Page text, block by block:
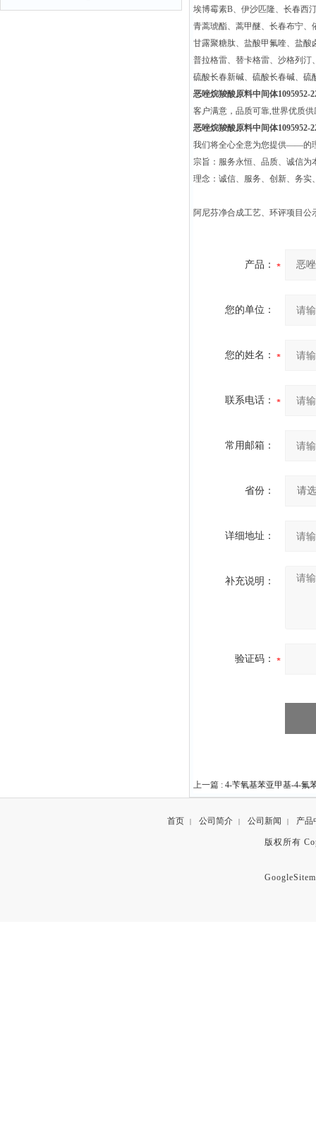
埃博霉素B、伊沙匹隆、长春西
青蒿琥酯、蒿甲醚、长春布宁
甘露聚糖肽、盐酸甲氟喹、盐酸
普拉格雷、替卡格雷、沙格列汀
硫酸长春新碱、硫酸长春碱、硫
恶唑烷羧酸原料中间体1095952-
客户满意，品质可靠,世界优质
恶唑烷羧酸原料中间体1095952-
我们将全心全意为您提供——的
宗旨：服务永恒、品质、诚信
理念：诚信、服务、创新、务实
阿尼芬净合成工艺、环评项目
产品：
您的单位：
您的姓名：
联系电话：
常用邮箱：
省份：
详细地址：
补充说明：
验证码：
上一篇 : 4-苄氧基苯亚甲基-4-氟
首页 | 公司简介 | 公司新闻 | 产品
版权所有